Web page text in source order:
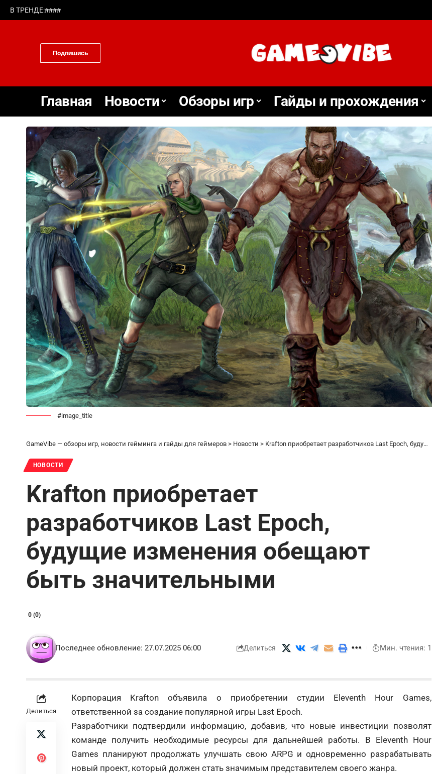
В ТРЕНДЕ:####
Подпишись
Главная Новости Обзоры игр Гайды и прохождения
#image_title
GameVibe — обзоры игр, новости гейминга и гайды для геймеров > Новости > Krafton приобретает разработчиков Last Epoch, будущие изменения обещают быть значительными
НОВОСТИ
Krafton приобретает
разработчиков Last Epoch,
будущие изменения обещают
быть значительными
0 (0)
Последнее обновление: 27.07.2025 06:00 Делиться Мин. чтения: 1
Делиться
Корпорация Krafton объявила о приобретении студии Eleventh Hour Games,
ответственной за создание популярной игры Last Epoch.
Разработчики подтвердили информацию, добавив, что новые инвестиции позволят
команде получить необходимые ресурсы для дальнейшей работы. В Eleventh Hour
Games планируют продолжать улучшать свою ARPG и одновременно разрабатывать
новый проект, который должен стать значимым представителем своего жанра.